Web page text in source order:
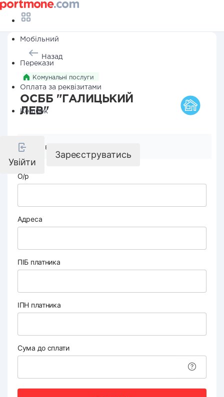
Мобільний
Перекази
Оплата за реквізитами
Кешбек
Увійти
Зареєструватись
Назад
Комунальні послуги
ОСББ "ГАЛИЦЬКИЙ
ЛЕВ"
Реквізити компанії
О/р
Адреса
ПІБ платника
ІПН платника
Сума до сплати